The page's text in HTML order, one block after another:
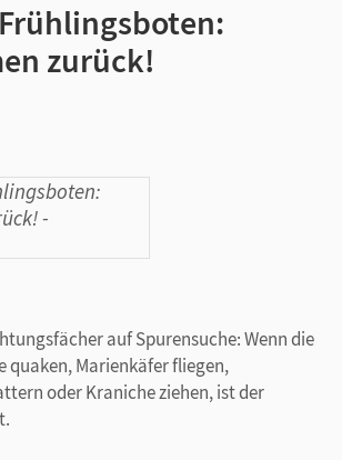
zurück!
auf Spurensuche: Wenn die
quaken, Marienkäfer fliegen,
oder Kraniche ziehen, ist der